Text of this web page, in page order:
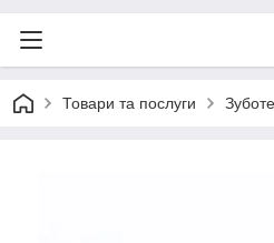
Товари та послуги